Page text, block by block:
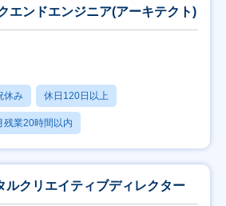
エンドエンジニア(アーキテクト)
休み 休日120日以上
残業20時間以内
ルクリエイティブディレクター